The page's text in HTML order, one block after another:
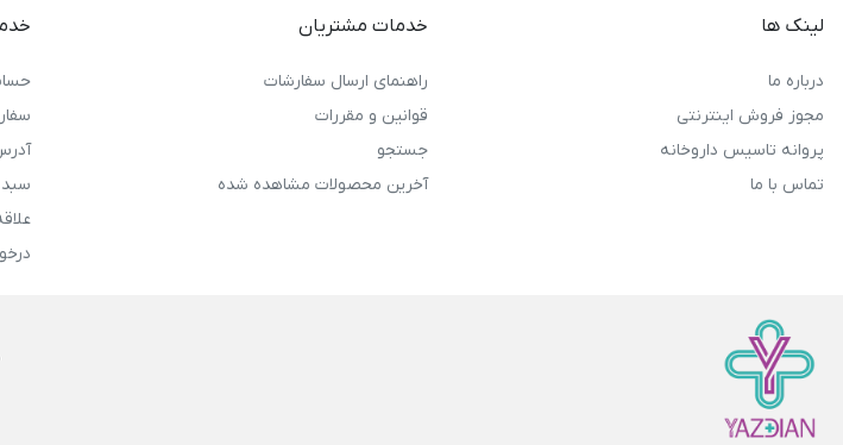
لینک ها
درباره ما
مجوز فروش اینترنتی
پروانه تاسیس داروخانه
تماس با ما
خدمات مشتریان
راهنمای ارسال سفارشات
قوانین و مقررات
جستجو
آخرین محصولات مشاهده شده